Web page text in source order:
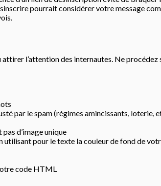
pourrait considérer votre message
l’attention des internautes. Ne
par le spam (régimes amincissants, loterie,
d’image unique
utilisant pour le texte la couleur de fond de
code HTML